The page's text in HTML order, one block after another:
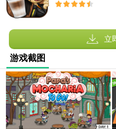
立
游戏截图